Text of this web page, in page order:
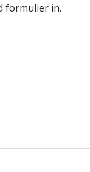
formulier in.